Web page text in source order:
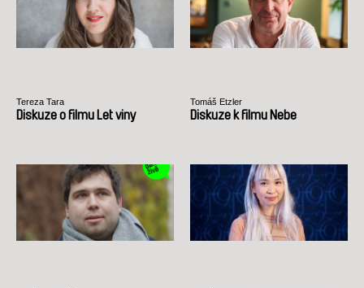
Tereza Tara
Diskuze o filmu Let viny
Tomáš Etzler
Diskuze k filmu Nebe